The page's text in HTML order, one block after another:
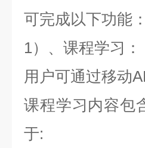
可完成以下功能：
1） 、课程学习：
用户可通过移动
课程学习内容包
于: